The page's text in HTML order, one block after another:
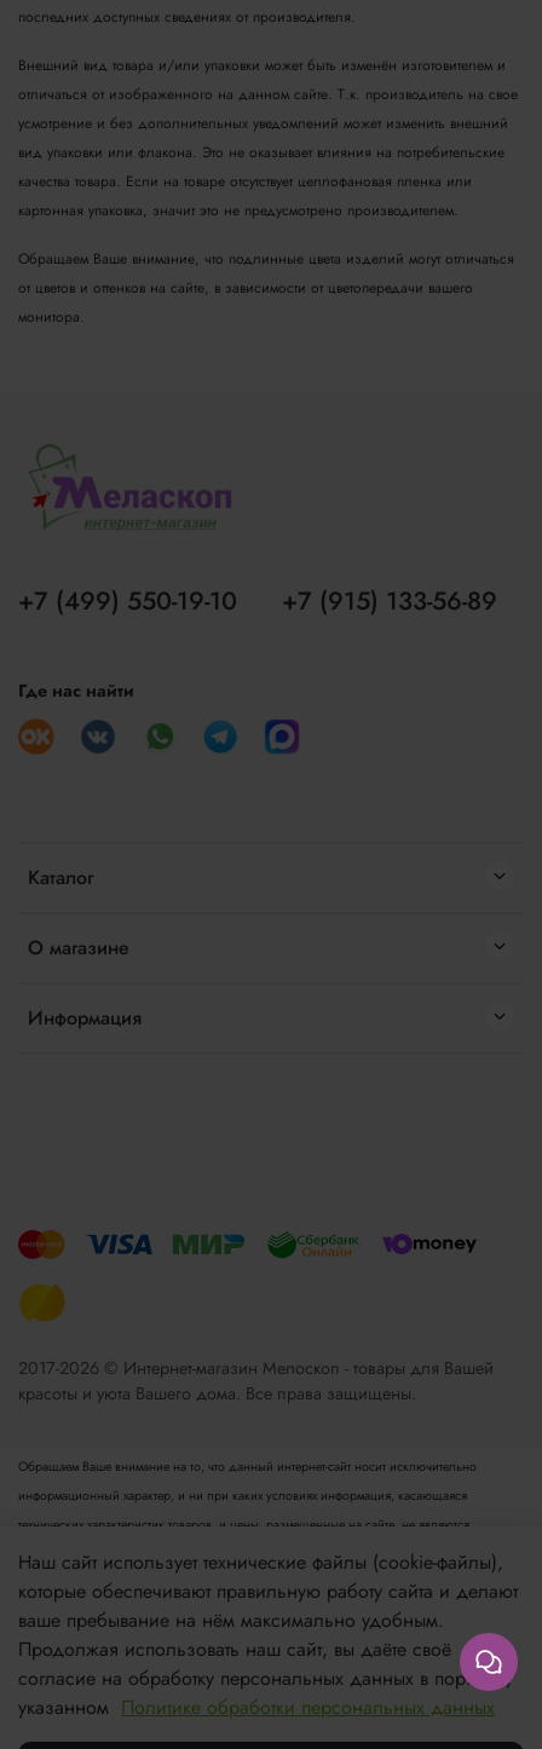
Купить
последних доступных сведениях от производителя.
Внешний вид товара и/или упаковки может быть изменён изготовителем и
отличаться от изображенного на данном сайте. Т.к. производитель на свое
усмотрение и без дополнительных уведомлений может изменить внешний
вид упаковки или флакона. Это не оказывает влияния на потребительские
качества товара. Если на товаре отсутствует целлофановая пленка или
картонная упаковка, значит это не предусмотрено производителем.
Обращаем Ваше внимание, что подлинные цвета изделий могут отличаться
от цветов и оттенков на сайте, в зависимости от цветопередачи вашего
монитора.
Каталог
О магазине
Информация
+7 (499) 550-19-10 +7 (915) 133-56-89
Где нас найти
2017-2026 © Интернет-магазин Мелоскоп - товары для Вашей
красоты и уюта Вашего дома. Все права защищены.
Обращаем Ваше внимание на то, что данный интернет-сайт носит исключительно
информационный характер, и ни при каких условиях информация, касающаяся
технических характеристик товаров, и цены, размещенные на сайте, не являются
публичной офертой, определяемой положениями пункта 2 статьи 437 Гражданского
кодекса РФ. Для получения подробной информации просьба обращаться к менеджеру.
Опубликованная на данном сайте информация может быть изменена в любое время без
предварительного уведомления.
Если вы заметили ошибку в описании, пожалуйста, сообщите нам по адресу
zakaz@meloskop.ru
Наш сайт использует технические файлы (cookie-файлы),
которые обеспечивают правильную работу сайта и делают
ваше пребывание на нём максимально удобным.
Продолжая использовать наш сайт, вы даёте своё
согласие на обработку персональных данных в порядке,
указанном Политике обработки персональных данных